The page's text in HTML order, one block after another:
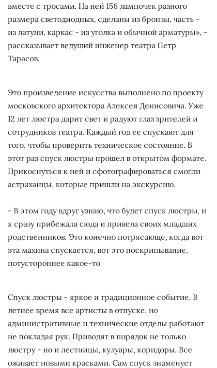
вместе с тросами. На ней 156 лампочек разного
размера светодиодных, сделаны из бронзы, часть -
из латуни, каркас - из уголка и обычной арматуры», -
рассказывает ведущий инженер театра Петр
Тарасов.
Это произведение искусства выполнено по проекту
московского архитектора Алексея Денисовича. Уже
12 лет люстра дарит свет и радуют глаз зрителей и
сотрудников театра. Каждый год ее спускают для
того, чтобы проверить техническое состояние. В
этот раз спуск люстры прошел в открытом формате.
Прикоснуться к ней и сфотографироваться смогли
астраханцы, которые пришли на экскурсию.
- В этом году вдруг узнаю, что будет спуск люстры, и
я сразу прибежала сюда и привела своих младших
родственников. Это конечно потрясающе, когда вот
эта махина спускается, вот это поскрипывание,
потустороннее какое-то
Спуск люстры - яркое и традиционное событие. В
летнее время все артисты в отпуске, но
административные и технические отделы работают
не покладая рук. Приводят в порядок не только
люстру - но и лестницы, кулуары, коридоры. Все
оживает новыми красками. Сам спуск знаменует